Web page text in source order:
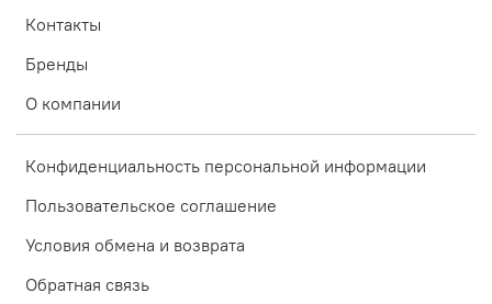
Контакты
Бренды
О компании
Конфиденциальность персональной информации
Пользовательское соглашение
Условия обмена и возврата
Обратная связь